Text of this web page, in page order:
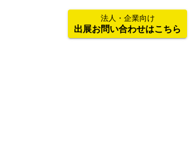
法人・企業向け
出展お問い合わせはこちら